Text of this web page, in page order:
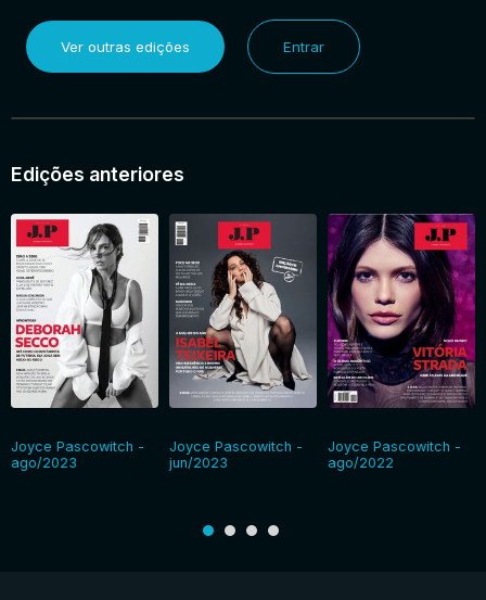
Ver outras edições Entrar
Edições anteriores
Joyce Pascowitch -
ago/2023
Joyce Pascowitch -
jun/2023
Joyce Pascowitch -
ago/2022